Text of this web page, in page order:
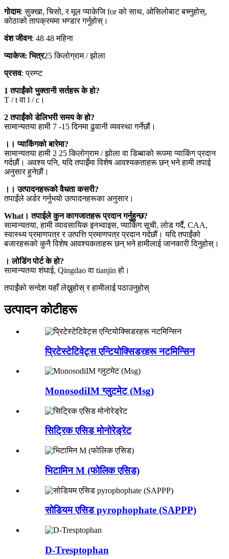
गोदाम: सुक्खा, चिसो, र मूल प्याकेजि for को साथ, ओसिलोबाट बच्नुहोस्,
कोठाको तापक्रममा भण्डार गर्नुहोस्।
वंश जीवन: 48 48 महिना
प्याकेज: भित्र25 किलोग्राम / झोला
प्रसव: प्रम्प्ट
1 तपाईंको भुक्तानी सर्तहरू के हो?
T / t वा l / c।
2 तपाईंको डेलिभरी समय के हो?
सामान्यतया हामी 7 -15 दिनमा ढुवानी व्यवस्था गर्नेछौं।
।। प्याकिंगको बारेमा?
सामान्यतया हामी 2 25 किलोग्राम / झोला वा डिब्बाको रूपमा प्याकिंग प्रदान
गर्दछौं। अवश्य पनि, यदि तपाइँमा विशेष आवश्यकताहरू छन् भने हामी तपाई
अनुसार हुनेछौं।
।। उत्पादनहरूको वैधता कसरी?
तपाईंले अर्डर गर्नुभयो उत्पादनहरूका अनुसार।
What। तपाईले कुन कागजातहरू प्रदान गर्नुहुन्छ?
सामान्यतया, हामी व्यावसायिक इनभ्वाइस, प्याकिंग सूची, लोड गर्दै, CAA,
स्वास्थ्य प्रमाणपत्र र उत्पत्ति प्रमाणपत्र प्रदान गर्दछौं। यदि तपाईंको
बजारहरूको कुनै विशेष आवश्यकताहरू छन् भने हामीलाई जानकारी दिनुहोस्।
। लोडिंग पोर्ट के हो?
सामान्यतया शंघाई, Qingdao वा tianjin हो।
तपाईंको सन्देश यहाँ लेख्नुहोस् र हामीलाई पठाउनुहोस्
उत्पादन कोटीहरू
प्रिटेस्टेटिवेट्स एन्टियोक्सिडरहरू नटमिन्सिन
MonosodiIM ग्लुटमेट (Msg)
सिट्रिक एसिड मोनोरेड्रेट
भिटामिन M (फोलिक एसिड)
सोडियम एसिड pyrophophate (SAPPP)
D-Tresptophan